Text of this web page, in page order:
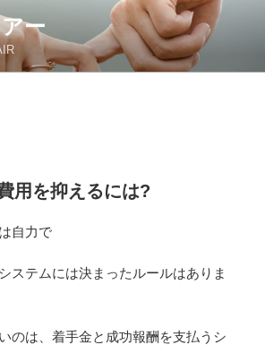
ー
用を抑えるには?
自力で
ステムには決まったルールはありま
のは、着手金と成功報酬を支払うシ